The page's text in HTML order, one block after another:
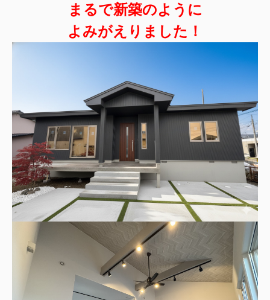
まるで新築のように
よみがえりました！